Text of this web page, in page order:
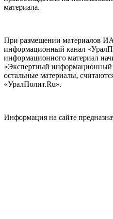
материала.
При размещении материалов
информационный канал
информационного материал
«Экспертный информационный
остальные материалы,
«УралПолит.Ru».
Информация на сайте